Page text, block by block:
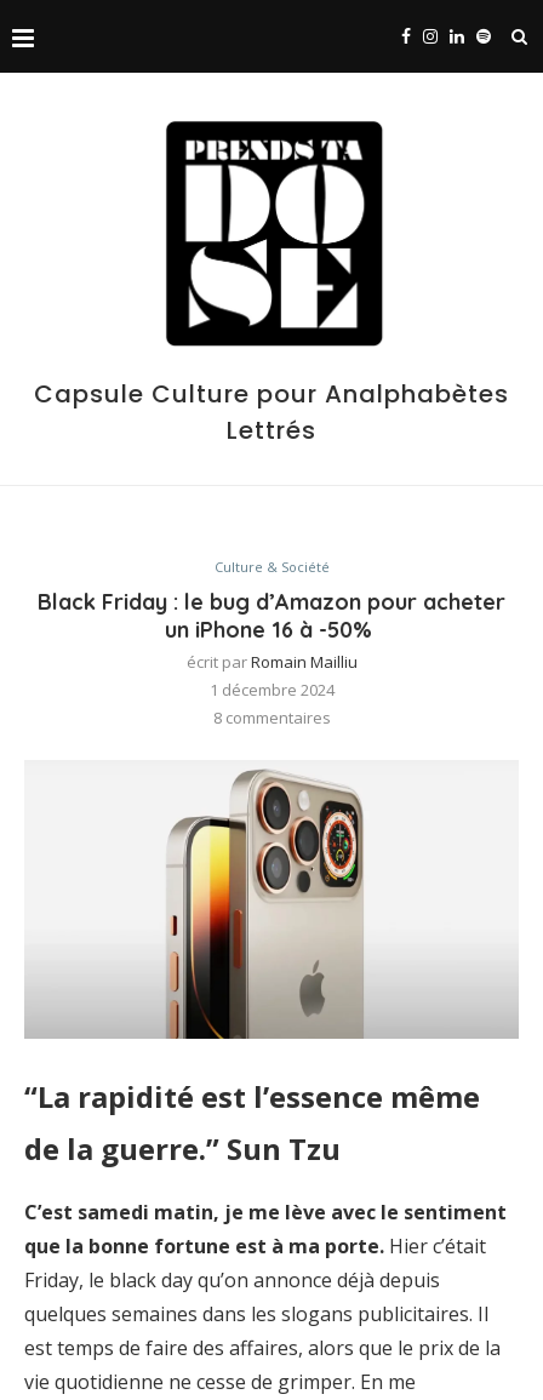
Capsule Culture pour Analphabètes
Lettrés
Culture & Société
Black Friday : le bug d’Amazon pour acheter
un iPhone 16 à -50%
écrit parRomain Mailliu
1 décembre 2024
8 commentaires
“La rapidité est l’essence même
de la guerre.” Sun Tzu
C’est samedi matin, je me lève avec le sentiment
que la bonne fortune est à ma porte. Hier c’était
Friday, le black day qu’on annonce déjà depuis
quelques semaines dans les slogans publicitaires. Il
est temps de faire des affaires, alors que le prix de la
vie quotidienne ne cesse de grimper. En me